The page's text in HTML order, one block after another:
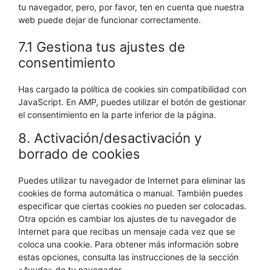
tu navegador, pero, por favor, ten en cuenta que nuestra
web puede dejar de funcionar correctamente.
7.1 Gestiona tus ajustes de
consentimiento
Has cargado la política de cookies sin compatibilidad con
JavaScript. En AMP, puedes utilizar el botón de gestionar
el consentimiento en la parte inferior de la página.
8. Activación/desactivación y
borrado de cookies
Puedes utilizar tu navegador de Internet para eliminar las
cookies de forma automática o manual. También puedes
especificar que ciertas cookies no pueden ser colocadas.
Otra opción es cambiar los ajustes de tu navegador de
Internet para que recibas un mensaje cada vez que se
coloca una cookie. Para obtener más información sobre
estas opciones, consulta las instrucciones de la sección